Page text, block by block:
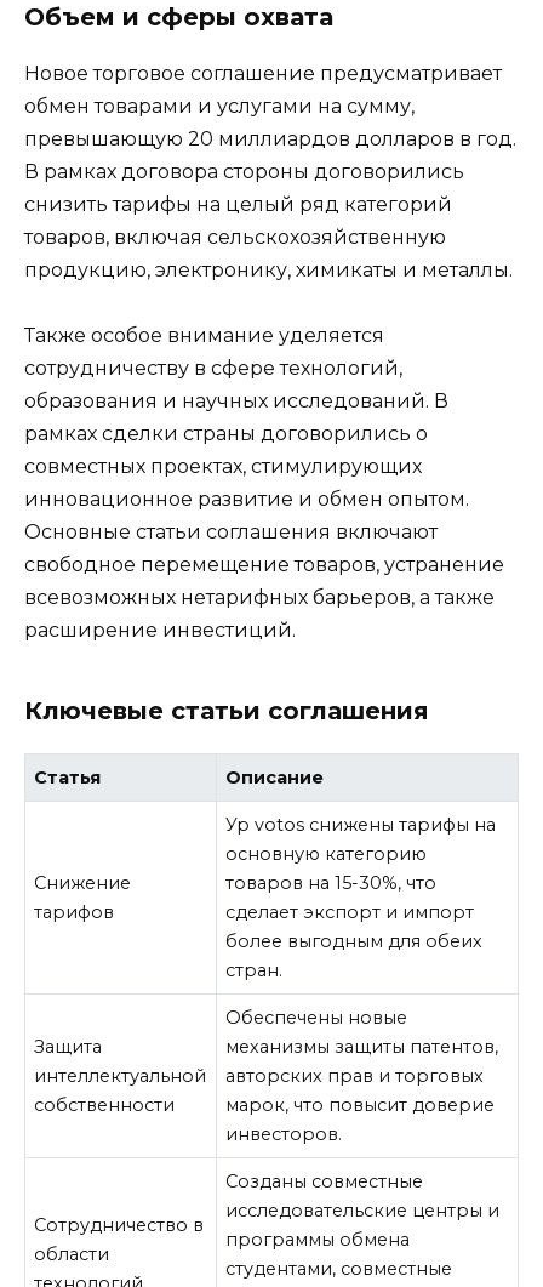
Объем и сферы охвата
Новое торговое соглашение предусматривает
обмен товарами и услугами на сумму,
превышающую 20 миллиардов долларов в год.
В рамках договора стороны договорились
снизить тарифы на целый ряд категорий
товаров, включая сельскохозяйственную
продукцию, электронику, химикаты и металлы.
Также особое внимание уделяется
сотрудничеству в сфере технологий,
образования и научных исследований. В
рамках сделки страны договорились о
совместных проектах, стимулирующих
инновационное развитие и обмен опытом.
Основные статьи соглашения включают
свободное перемещение товаров, устранение
всевозможных нетарифных барьеров, а также
расширение инвестиций.
Ключевые статьи соглашения
Статья Описание
Снижение
тарифов
Ур votos снижены тарифы на
основную категорию
товаров на 15-30%, что
сделает экспорт и импорт
более выгодным для обеих
стран.
Защита
интеллектуальной
собственности
Обеспечены новые
механизмы защиты патентов,
авторских прав и торговых
марок, что повысит доверие
инвесторов.
Сотрудничество в
области
Созданы совместные
исследовательские центры и
программы обмена
студентами, совместные